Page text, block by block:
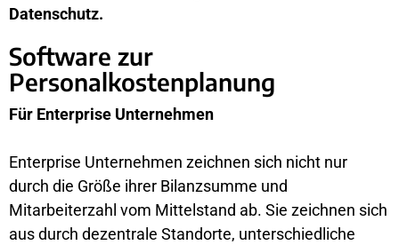
Datenschutz.
Software zur
Personalkostenplanung
Für Enterprise Unternehmen
Enterprise Unternehmen zeichnen sich nicht nur
durch die Größe ihrer Bilanzsumme und
Mitarbeiterzahl vom Mittelstand ab. Sie zeichnen sich
aus durch dezentrale Standorte, unterschiedliche